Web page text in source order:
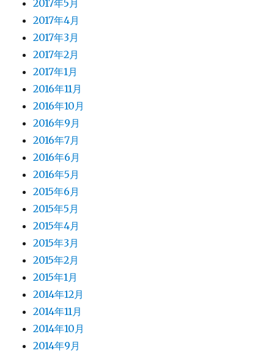
2017年5月
2017年4月
2017年3月
2017年2月
2017年1月
2016年11月
2016年10月
2016年9月
2016年7月
2016年6月
2016年5月
2015年6月
2015年5月
2015年4月
2015年3月
2015年2月
2015年1月
2014年12月
2014年11月
2014年10月
2014年9月